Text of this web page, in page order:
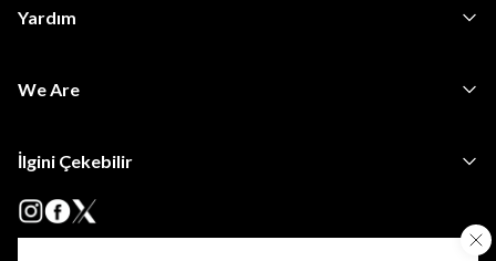
Yardım
We Are
İlgini Çekebilir